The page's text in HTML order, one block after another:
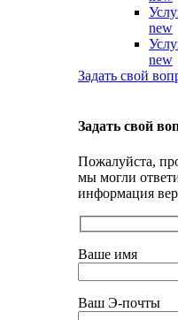
new
new
Задать свой
Задать свой
Пожалуйста,
мы могли
информация
Ваше имя
Ваш Э-почты